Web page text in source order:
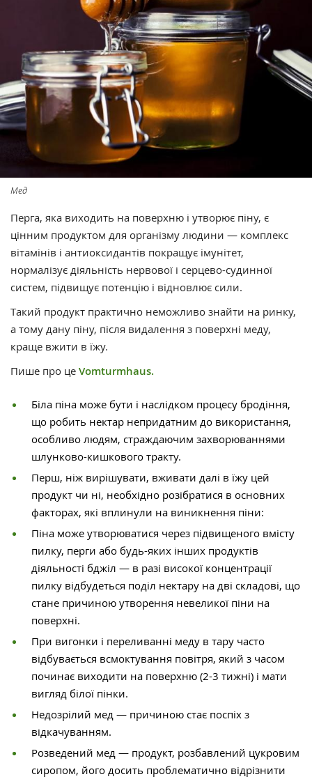
Мед
Перга, яка виходить на поверхню і утворює піну, є
цінним продуктом для організму людини — комплекс
вітамінів і антиоксидантів покращує імунітет,
нормалізує діяльність нервової і серцево-судинної
систем, підвищує потенцію і відновлює сили.
Такий продукт практично неможливо знайти на ринку,
а тому дану піну, після видалення з поверхні меду,
краще вжити в їжу.
Пише про це Vomturmhaus.
Біла піна може бути і наслідком процесу бродіння,
що робить нектар непридатним до використання,
особливо людям, страждаючим захворюваннями
шлунково-кишкового тракту.
Перш, ніж вирішувати, вживати далі в їжу цей
продукт чи ні, необхідно розібратися в основних
факторах, які вплинули на виникнення піни:
Піна може утворюватися через підвищеного вмісту
пилку, перги або будь-яких інших продуктів
діяльності бджіл — в разі високої концентрації
пилку відбудеться поділ нектару на дві складові, що
стане причиною утворення невеликої піни на
поверхні.
При вигонки і переливанні меду в тару часто
відбувається всмоктування повітря, який з часом
починає виходити на поверхню (2-3 тижні) і мати
вигляд білої пінки.
Недозрілий мед — причиною стає поспіх з
відкачуванням.
Розведений мед — продукт, розбавлений цукровим
сиропом, його досить проблематично відрізнити